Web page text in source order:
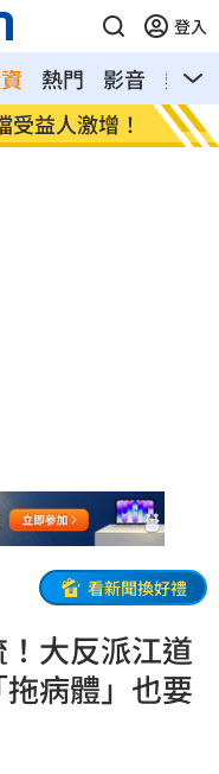
登入
熱門 影音
熱搜
益人激增！
白海
曝
看新聞換好禮
！大反派江道
病體」也要